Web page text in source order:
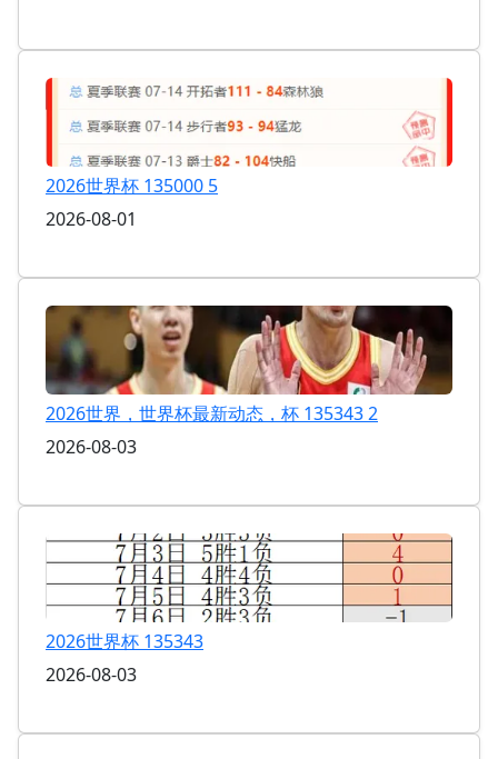
2026世界杯 135000 5
2026-08-01
2026世界，世界杯最新动态，杯 135343 2
2026-08-03
2026世界杯 135343
2026-08-03